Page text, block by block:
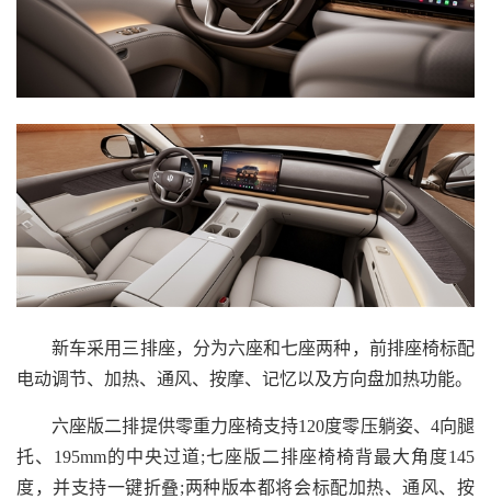
新车采用三排座，分为六座和七座两种，前排座椅标配
电动调节、加热、通风、按摩、记忆以及方向盘加热功能。
六座版二排提供零重力座椅支持120度零压躺姿、4向腿
托、195mm的中央过道;七座版二排座椅椅背最大角度145
度，并支持一键折叠;两种版本都将会标配加热、通风、按